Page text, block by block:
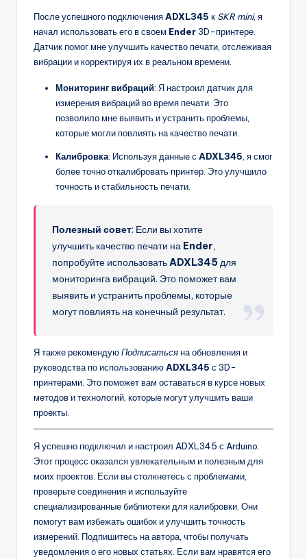
После успешного подключенияADXL345 к SKR mini, я
начал использовать его в своем Ender3D-принтере.
Датчик помог мне улучшить качество печати, отслеживая
вибрации и корректируя их в реальном времени.
Мониторинг вибраций: Я настроил датчик для
измерения вибраций во время печати. Это
позволило мне выявить и устранить проблемы,
которые могли повлиять на качество печати.
Калибровка: Используя данные с ADXL345 , я смог
более точно откалибровать принтер. Это улучшило
точность и стабильность печати.
Полезный совет: Если вы хотите
улучшить качество печати на Ender,
попробуйте использоватьADXL345для
мониторинга вибраций. Это поможет вам
выявить и устранить проблемы, которые
могут повлиять на конечный результат.
Я также рекомендуюПодписатьсяна обновления и
руководства по использованиюADXL345 с 3D-
принтерами. Это поможет вам оставаться в курсе новых
методов и технологий, которые могут улучшить ваши
проекты.
Я успешно подключил и настроил ADXL345 с Arduino.
Этот процесс оказался увлекательным и полезным для
моих проектов. Если вы столкнетесь с проблемами,
проверьте соединения и используйте
специализированные библиотеки для калибровки. Они
помогут вам избежать ошибок и улучшить точность
измерений. Подпишитесь на автора, чтобы получать
уведомления о его новых статьях. Если вам нравятся его